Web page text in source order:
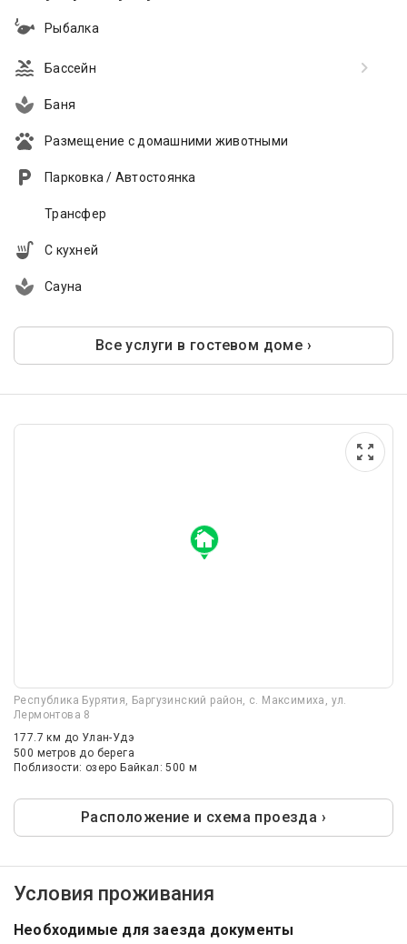
Рыбалка
Бассейн
Баня
Размещение с домашними животными
Парковка / Автостоянка
Трансфер
С кухней
Сауна
Все услуги в гостевом доме ›
Республика Бурятия, Баргузинский район, с. Максимиха, ул.
Лермонтова 8
177.7 км до Улан-Удэ
500 метров до берега
Поблизости: озеро Байкал: 500 м
Расположение и схема проезда ›
Условия проживания
Необходимые для заезда документы